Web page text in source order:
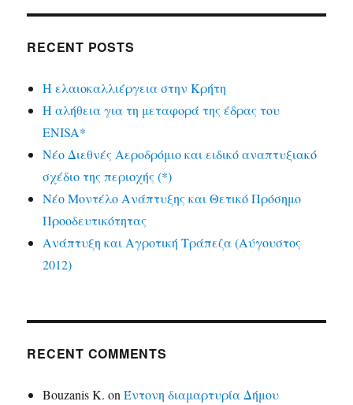
RECENT POSTS
Η ελαιοκαλλιέργεια στην Κρήτη
Η αλήθεια για τη μεταφορά της έδρας του
ENISA*
Νέο Διεθνές Αεροδρόμιο και ειδικό αναπτυξιακό
σχέδιο της περιοχής (*)
Νέο Μοντέλο Ανάπτυξης και Θετικό Πρόσημο
Προοδευτικότητας
Ανάπτυξη και Αγροτική Τράπεζα (Αύγουστος
2012)
RECENT COMMENTS
Bouzanis K. onΈντονη διαμαρτυρία Δήμου